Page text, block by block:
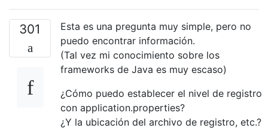
301
Esta es una pregunta muy simple, pero no
puedo encontrar información.
(Tal vez mi conocimiento sobre los
frameworks de Java es muy escaso)
¿Cómo puedo establecer el nivel de registro
con application.properties?
¿Y la ubicación del archivo de registro, etc.?